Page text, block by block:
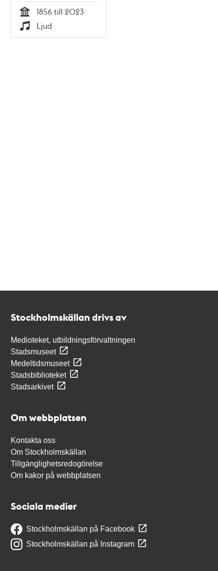
8, SEB
Tid
1856 till 2023
Typ
Ljud
Stockholmskällan drivs av
Medioteket, utbildningsförvaltningen
Stadsmuseet
Medeltidsmuseet
Stadsbiblioteket
Stadsarkivet
Om webbplatsen
Kontakta oss
Om Stockholmskällan
Tillgänglighetsredogörelse
Om kakor på webbplatsen
Sociala medier
Stockholmskällan på Facebook
Stockholmskällan på Instagram